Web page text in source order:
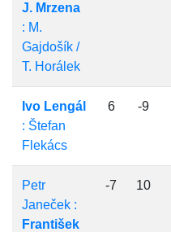
J. Mrzena
: M.
Gajdošík /
T. Horálek
Ivo Lengál
: Štefan
Flekács
6 -9
Petr
Janeček :
František
-7 10